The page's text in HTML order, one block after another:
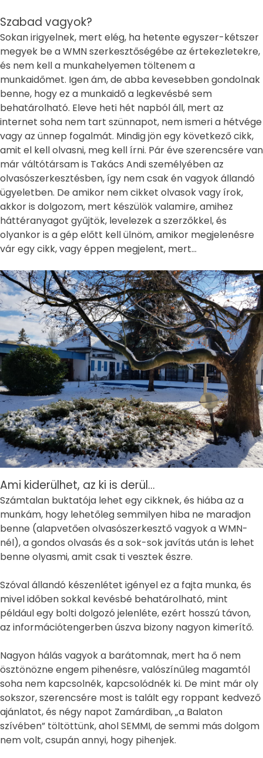
Szabad vagyok?
Sokan irigyelnek, mert elég, ha hetente egyszer-kétszer
megyek be a WMN szerkesztőségébe az értekezletekre,
és nem kell a munkahelyemen töltenem a
munkaidőmet. Igen ám, de abba kevesebben gondolnak
benne, hogy ez a munkaidő a legkevésbé sem
behatárolható. Eleve heti hét napból áll, mert az
internet soha nem tart szünnapot, nem ismeri a hétvége
vagy az ünnep fogalmát. Mindig jön egy következő cikk,
amit el kell olvasni, meg kell írni. Pár éve szerencsére van
már váltótársam is Takács Andi személyében az
olvasószerkesztésben, így nem csak én vagyok állandó
ügyeletben. De amikor nem cikket olvasok vagy írok,
akkor is dolgozom, mert készülök valamire, amihez
háttéranyagot gyűjtök, levelezek a szerzőkkel, és
olyankor is a gép előtt kell ülnöm, amikor megjelenésre
vár egy cikk, vagy éppen megjelent, mert…
Ami kiderülhet, az ki is derül…
Számtalan buktatója lehet egy cikknek, és hiába az a
munkám, hogy lehetőleg semmilyen hiba ne maradjon
benne (alapvetően olvasószerkesztő vagyok a WMN-
nél), a gondos olvasás és a sok-sok javítás után is lehet
benne olyasmi, amit csak ti vesztek észre.
Szóval állandó készenlétet igényel ez a fajta munka, és
mivel időben sokkal kevésbé behatárolható, mint
például egy bolti dolgozó jelenléte, ezért hosszú távon,
az információtengerben úszva bizony nagyon kimerítő.
Nagyon hálás vagyok a barátomnak, mert ha ő nem
ösztönözne engem pihenésre, valószínűleg magamtól
soha nem kapcsolnék, kapcsolódnék ki. De mint már oly
sokszor, szerencsére most is talált egy roppant kedvező
ajánlatot, és négy napot Zamárdiban, „a Balaton
szívében” töltöttünk, ahol SEMMI, de semmi más dolgom
nem volt, csupán annyi, hogy pihenjek.